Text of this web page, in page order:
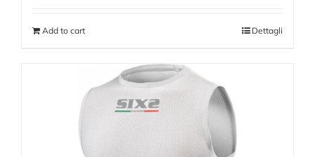
Add to cart Dettagli